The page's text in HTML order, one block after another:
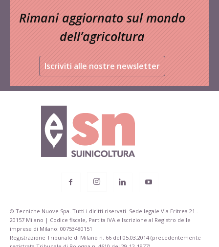
Rimani aggiornato sul mondo
dell’agricoltura
Iscriviti alle nostre newsletter
© Tecniche Nuove Spa. Tutti i diritti riservati. Sede legale Via Eritrea 21 -
20157 Milano | Codice fiscale, Partita IVA e Iscrizione al Registro delle
imprese di Milano: 00753480151
Registrazione Tribunale di Milano n. 66 del 05.03.2014 (precedentemente